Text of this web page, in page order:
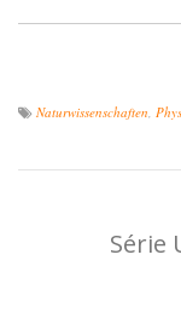
Naturwissenschaften,
Série